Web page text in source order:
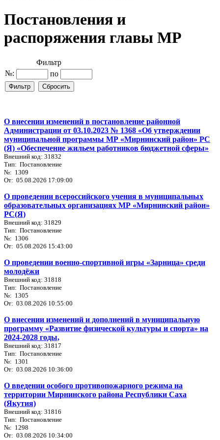
Постановления и
распоряжения главы МР
Фильтр
№:
по
О внесении изменений в постановление районной
Администрации от 03.10.2023 № 1368 «Об утверждении
муниципальной программы МР «Мирнинский район» РС
(Я) «Обеспечение жильем работников бюджетной сферы»
Внешний код: 31832
Тип: Постановление
№: 1309
От: 05.08.2026 17:09:00
О проведении всероссийского учения в муниципальных
образовательных организациях МР «Мирнинский район»
РС(Я)
Внешний код: 31829
Тип: Постановление
№: 1306
От: 05.08.2026 15:43:00
О проведении военно-спортивной игры «Зарница» среди
молодёжи
Внешний код: 31818
Тип: Постановление
№: 1305
От: 03.08.2026 10:55:00
О внесении изменений и дополнений в муниципальную
программу «Развитие физической культуры и спорта» на
2024-2028 годы,
Внешний код: 31817
Тип: Постановление
№: 1301
От: 03.08.2026 10:36:00
О введении особого противопожарного режима на
территории Мирнинского района Республики Саха
(Якутия)
Внешний код: 31816
Тип: Постановление
№: 1298
От: 03.08.2026 10:34:00